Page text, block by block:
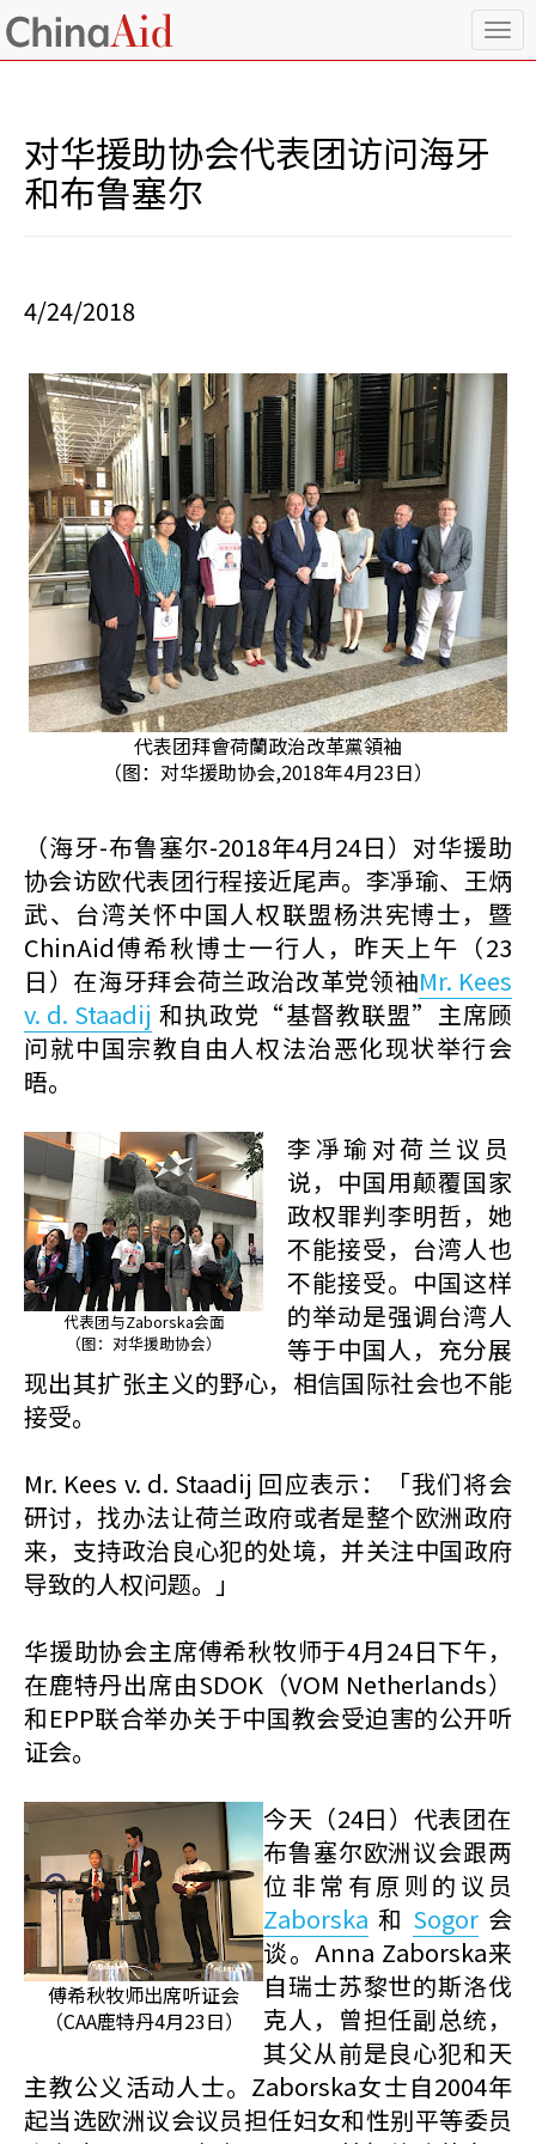
T
o
o
n
对华援助协会代表团访问海牙
和布鲁塞尔
4/24/2018
代表团拜會荷蘭政治改革黨領袖
（图：对华援助协会,2018年4月23日）
（海牙-布鲁塞尔-2018年4月24日）对华援助
协会访欧代表团行程接近尾声。李凈瑜、王炳
武、台湾关怀中国人权联盟杨洪宪博士，暨
ChinAid傅希秋博士一行人，昨天上午（23
日）在海牙拜会荷兰政治改革党领袖Mr. Kees
v. d. Staadij 和执政党“基督教联盟”主席顾
问就中国宗教自由人权法治恶化现状举行会
晤。
代表团与Zaborska会面
（图：对华援助协会）
李凈瑜对荷兰议员
说，中国用颠覆国家
政权罪判李明哲，她
不能接受，台湾人也
不能接受。中国这样
的举动是强调台湾人
等于中国人，充分展
现出其扩张主义的野心，相信国际社会也不能
接受。
Mr. Kees v. d. Staadij 回应表示：「我们将会
研讨，找办法让荷兰政府或者是整个欧洲政府
来，支持政治良心犯的处境，并关注中国政府
导致的人权问题。」
华援助协会主席傅希秋牧师于4月24日下午，
在鹿特丹出席由SDOK（VOM Netherlands）
和EPP联合举办关于中国教会受迫害的公开听
证会。
傅希秋牧师出席听证会
（CAA鹿特丹4月23日）
今天（24日）代表团在
布鲁塞尔欧洲议会跟两
位非常有原则的议员
Zaborska 和 Sogor会
谈。Anna Zaborska来
自瑞士苏黎世的斯洛伐
克人，曾担任副总统，
其父从前是良心犯和天
主教公义活动人士。Zaborska女士自2004年
起当选欧洲议会议员担任妇女和性别平等委员